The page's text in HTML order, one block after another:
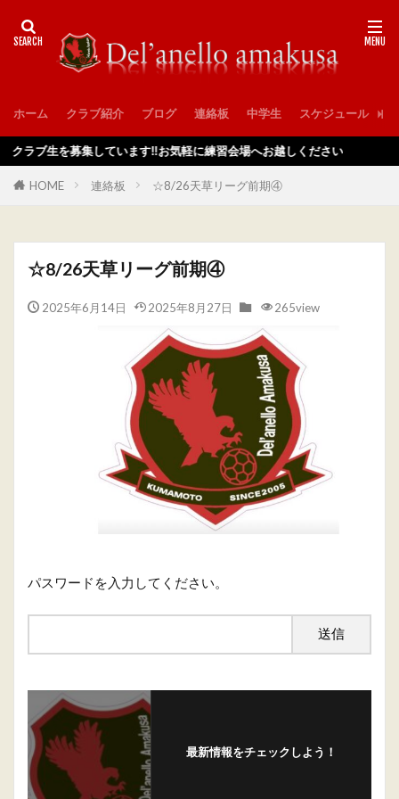
ホーム クラブ紹介 ブログ 連絡板 中学生 スケジュール
ブ生を募集しています‼️お気軽に練習会場へお越しください
HOME 連絡板 ☆8/26天草リーグ前期④
☆8/26天草リーグ前期④
2025年6月14日 2025年8月27日 265view
パスワードを入力してください。
最新情報をチェックしよう！